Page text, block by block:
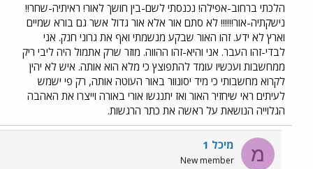
הלכתי ברחוב-אפילה! נכנסתי לשם-בין חושך לאור! ראיתיה-שחר!!
נישקתיה-אור!!!!!! לא סתם אור אלא אור גדול אשר גם בורא שמיים
וארץ לא ידע. זהו האור שבקע מנשמתי ואף את גרוני חנק. אני
לבדי-זהו העבר. אני והיא-זהו ההווה. מוזר שרק אתמול היה ליבי ריק
ממחשבות ועכשיו עומד להתפוצץ כי מלא הוא אותה. איש לא יהין
לקרוא מחשבותי כי מיד יסונוור באור העוטה אותה, רק פי ישמש
לעיתים ראי שיחזיר האור ואז יתנגשו אורי באורה וייצרו את האהבה
הגלוייה הנושאת על ראשה את כתר הרגשות.
מ מיכל 1
New member